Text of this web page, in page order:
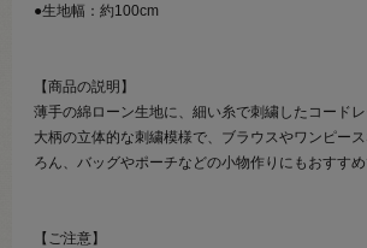
●生地幅：約100cm
【商品の説明】
薄手の綿ローン生地に、細い糸で刺繍したコードレ
大柄の立体的な刺繍模様で、ブラウスやワンピー
ろん、バッグやポーチなどの小物作りにもおすすめ
【ご注意】